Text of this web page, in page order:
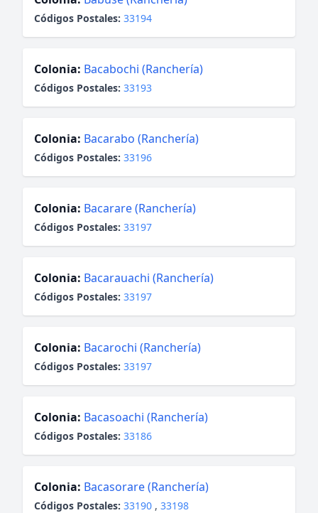
Códigos Postales: 33194
Colonia: Bacabochi (Ranchería)
Códigos Postales: 33193
Colonia: Bacarabo (Ranchería)
Códigos Postales: 33196
Colonia: Bacarare (Ranchería)
Códigos Postales: 33197
Colonia: Bacarauachi (Ranchería)
Códigos Postales: 33197
Colonia: Bacarochi (Ranchería)
Códigos Postales: 33197
Colonia: Bacasoachi (Ranchería)
Códigos Postales: 33186
Colonia: Bacasorare (Ranchería)
Códigos Postales: 33190 , 33198